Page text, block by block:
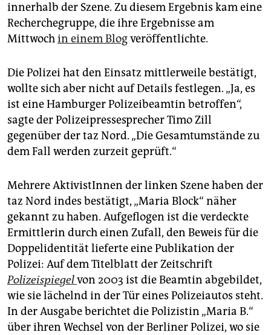
innerhalb der Szene. Zu diesem Ergebnis kam eine
Recherchegruppe, die ihre Ergebnisse am
Mittwochin einem Blogveröffentlichte.
Die Polizei hat den Einsatz mittlerweile bestätigt,
wollte sich aber nicht auf Details festlegen. „Ja, es
ist eine Hamburger Polizeibeamtin betroffen“,
sagte der Polizeipressesprecher Timo Zill
gegenüber der taz Nord. „Die Gesamtumstände zu
dem Fall werden zurzeit geprüft.“
Mehrere AktivistInnen der linken Szene haben der
taz Nord indes bestätigt, „Maria Block“ näher
gekannt zu haben. Aufgeflogen ist die verdeckte
Ermittlerin durch einen Zufall, den Beweis für die
Doppelidentität lieferte eine Publikation der
Polizei: Auf dem Titelblatt der Zeitschrift
Polizeispiegelvon 2003 ist die Beamtin abgebildet,
wie sie lächelnd in der Tür eines Polizeiautos steht.
In der Ausgabe berichtet die Polizistin „Maria B.“
über ihren Wechsel von der Berliner Polizei, wo sie